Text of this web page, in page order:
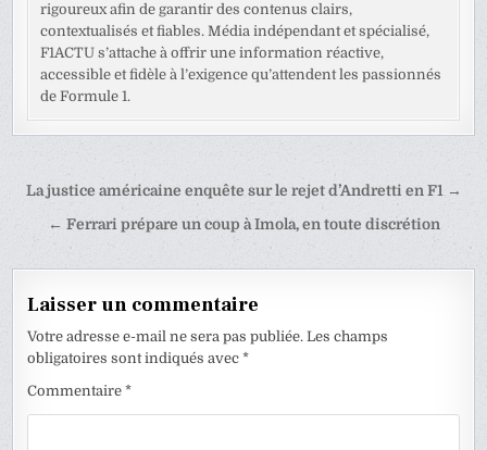
rigoureux afin de garantir des contenus clairs,
contextualisés et fiables. Média indépendant et spécialisé,
F1ACTU s’attache à offrir une information réactive,
accessible et fidèle à l’exigence qu’attendent les passionnés
de Formule 1.
Navigation
La justice américaine enquête sur le rejet d’Andretti en F1 →
← Ferrari prépare un coup à Imola, en toute discrétion
Laisser un commentaire
Votre adresse e-mail ne sera pas publiée. Les champs
obligatoires sont indiqués avec*
Commentaire*